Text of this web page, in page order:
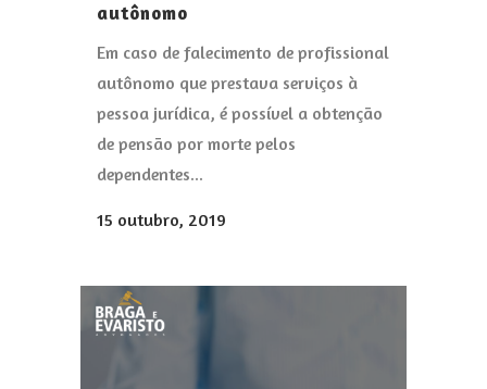
autônomo
Em caso de falecimento de profissional
autônomo que prestava serviços à
pessoa jurídica, é possível a obtenção
de pensão por morte pelos
dependentes...
15 outubro, 2019